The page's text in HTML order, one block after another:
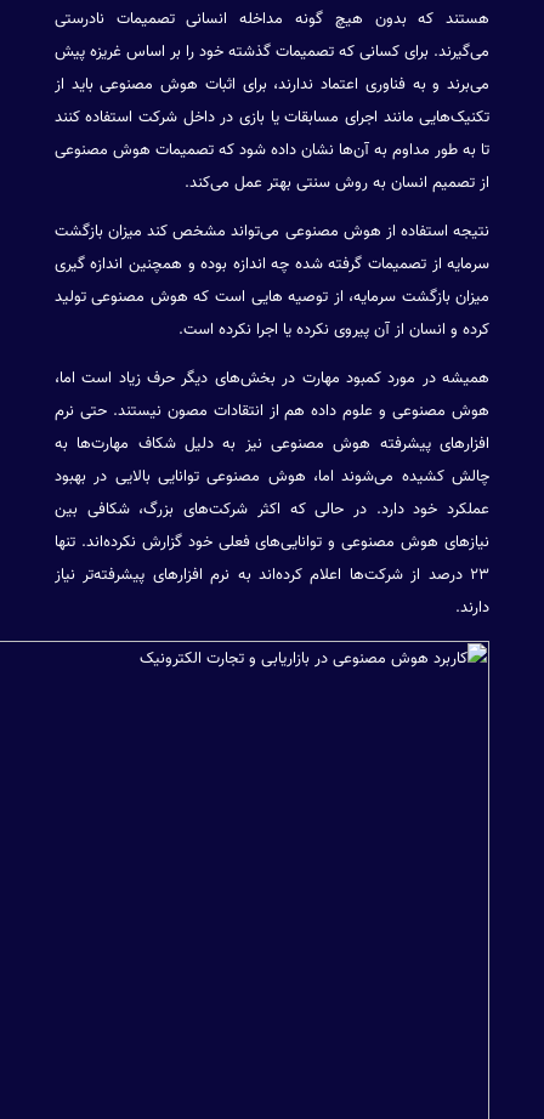
هستند که بدون هیچ گونه مداخله انسانی تصمیمات نادرستی
می‌گیرند. برای کسانی که تصمیمات گذشته خود را بر اساس غریزه پیش
می‌برند و به فناوری اعتماد ندارند، برای اثبات هوش مصنوعی باید از
تکنیک‌هایی مانند اجرای مسابقات یا بازی در داخل شرکت استفاده کنند
تا به طور مداوم به آن‌ها نشان داده شود که تصمیمات هوش مصنوعی
از تصمیم انسان به روش سنتی بهتر عمل می‌کند.
نتیجه استفاده از هوش مصنوعی می‌تواند مشخص کند میزان بازگشت
سرمایه از تصمیمات گرفته شده چه اندازه بوده و همچنین اندازه گیری
میزان بازگشت سرمایه، از توصیه هایی است که هوش مصنوعی تولید
کرده و انسان از آن پیروی نکرده یا اجرا نکرده است.
همیشه در مورد کمبود مهارت در بخش‌های دیگر حرف زیاد است اما،
هوش مصنوعی و علوم داده هم از انتقادات مصون نیستند. حتی نرم
افزارهای پیشرفته هوش مصنوعی نیز به دلیل شکاف مهارت‌ها به
چالش کشیده می‌شوند اما، هوش مصنوعی توانایی بالایی در بهبود
عملکرد خود دارد. در حالی که اکثر شرکت‌های بزرگ، شکافی بین
نیازهای هوش مصنوعی و توانایی‌های فعلی خود گزارش نکرده‌اند. تنها
۲۳ درصد از شرکت‌ها اعلام کرده‌اند به نرم افزارهای پیشرفته‌تر نیاز
دارند.